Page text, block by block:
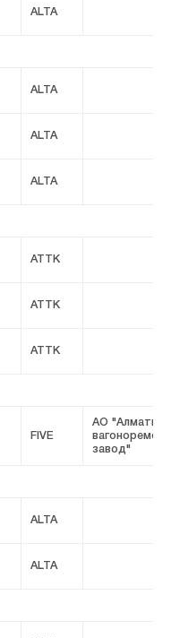
ALTA
ALTA
ALTA
ALTA
ATTK
ATTK
ATTK
FIVE
АО
завод"
ALTA
ALTA